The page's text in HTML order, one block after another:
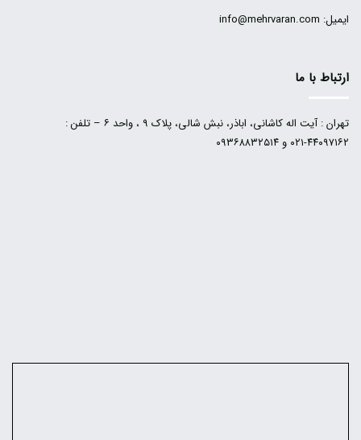
ایمیل: info@mehrvaran.com
ارتباط با ما
تهران : آیت اله کاشانی، اباذر، نبش شالی، پلاک ۹ ، واحد ۶ – تلفن :
۴۴۰۹۷۱۶۲-۰۲۱ و ۰۹۳۶۸۸۳۲۵۱۴